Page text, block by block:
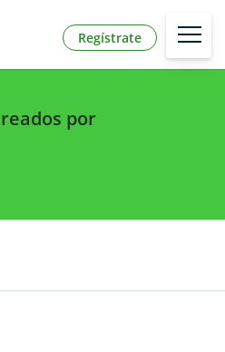
Regístrate
por